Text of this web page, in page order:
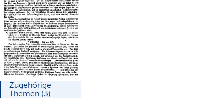
Zugehörige
Themen (3)